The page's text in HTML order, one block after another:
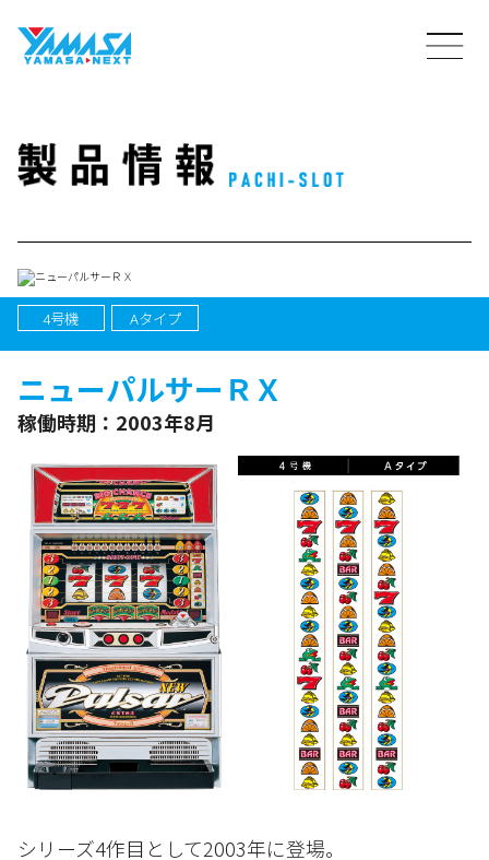
4号機 Aタイプ
ニューパルサーＲＸ
稼働時期：2003年8月
シリーズ4作目として2003年に登場。